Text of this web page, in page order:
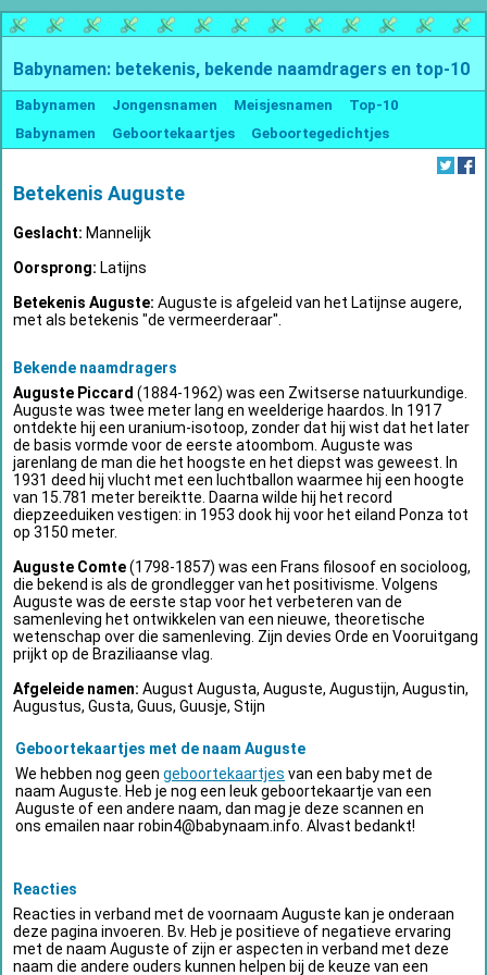
Babynamen: betekenis, bekende naamdragers en top-10
Babynamen Jongensnamen Meisjesnamen
Top-10
Babynamen
Geboortekaartjes Geboortegedichtjes
Betekenis Auguste
Geslacht: Mannelijk
Oorsprong: Latijns
Betekenis Auguste: Auguste is afgeleid van het Latijnse augere,
met als betekenis "de vermeerderaar".
Bekende naamdragers
Auguste Piccard (1884-1962) was een Zwitserse natuurkundige.
Auguste was twee meter lang en weelderige haardos. In 1917
ontdekte hij een uranium-isotoop, zonder dat hij wist dat het later
de basis vormde voor de eerste atoombom. Auguste was
jarenlang de man die het hoogste en het diepst was geweest. In
1931 deed hij vlucht met een luchtballon waarmee hij een hoogte
van 15.781 meter bereiktte. Daarna wilde hij het record
diepzeeduiken vestigen: in 1953 dook hij voor het eiland Ponza tot
op 3150 meter.
Auguste Comte(1798-1857) was een Frans filosoof en socioloog,
die bekend is als de grondlegger van het positivisme. Volgens
Auguste was de eerste stap voor het verbeteren van de
samenleving het ontwikkelen van een nieuwe, theoretische
wetenschap over die samenleving. Zijn devies Orde en Vooruitgang
prijkt op de Braziliaanse vlag.
Afgeleide namen: August Augusta, Auguste, Augustijn, Augustin,
Augustus, Gusta, Guus, Guusje, Stijn
Geboortekaartjes met de naam Auguste
We hebben nog geen geboortekaartjes van een baby met de
naam Auguste. Heb je nog een leuk geboortekaartje van een
Auguste of een andere naam, dan mag je deze scannen en
ons emailen naarrobin4@babynaam.info . Alvast bedankt!
Reacties
Reacties in verband met de voornaam Auguste kan je onderaan
deze pagina invoeren. Bv. Heb je positieve of negatieve ervaring
met de naam Auguste of zijn er aspecten in verband met deze
naam die andere ouders kunnen helpen bij de keuze van een